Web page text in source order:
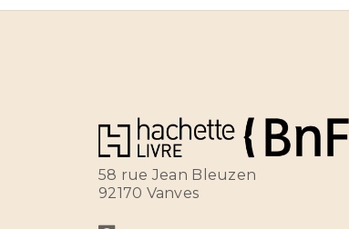
58 rue Jean Bleuzen
92170 Vanves